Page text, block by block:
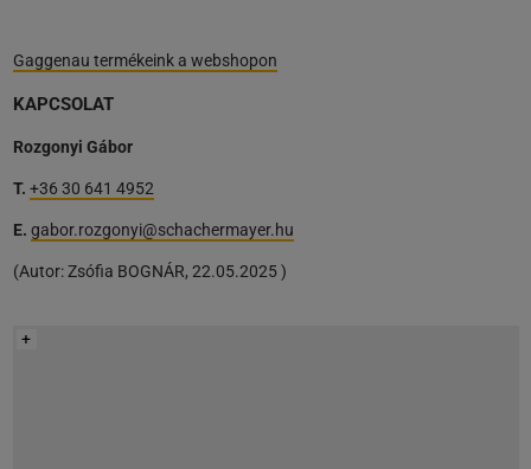
Gaggenau termékeink a webshopon
KAPCSOLAT
Rozgonyi Gábor
T. +36 30 641 4952
E. gabor.rozgonyi@schachermayer.hu
(Autor:Zsófia BOGNÁR, 22.05.2025)